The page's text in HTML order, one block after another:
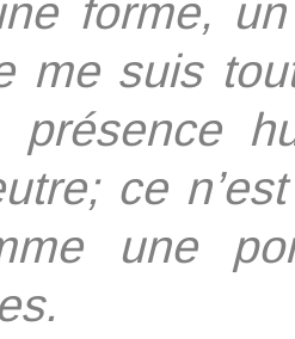
forme,
me suis
présence
ce
une